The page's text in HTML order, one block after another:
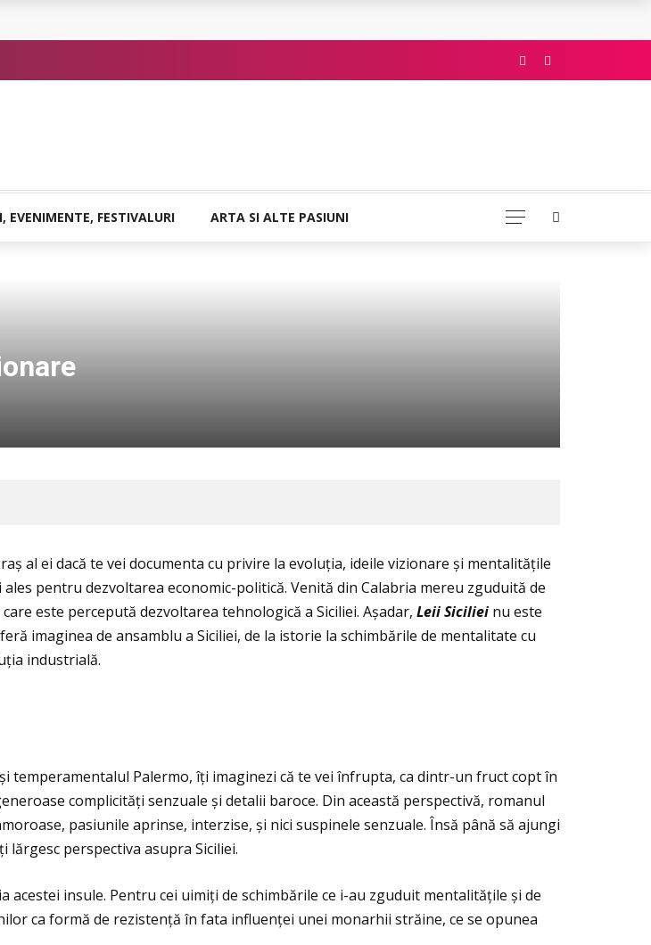
EVENIMENTE, FESTIVALURI ARTA SI ALTE PASIUNI
al ei dacă te vei documenta cu privire la evoluţia, ideile vizionare și mentalităţile
pentru dezvoltarea economic-politică. Venită din Calabria mereu zguduită de
este percepută dezvoltarea tehnologică a Siciliei. Așadar, Leii Siciliei nu este
imaginea de ansamblu a Siciliei, de la istorie la schimbările de mentalitate cu
industrială.
temperamentalul Palermo, îţi imaginezi că te vei înfrupta, ca dintr-un fruct copt în
complicităţi senzuale și detalii baroce. Din această perspectivă, romanul
pasiunile aprinse, interzise, și nici suspinele senzuale. Însă până să ajungi
perspectiva asupra Siciliei.
insule. Pentru cei uimiţi de schimbările ce i-au zguduit mentalităţile și de
ca formă de rezistenţă în fata influenţei unei monarhii străine, ce se opunea